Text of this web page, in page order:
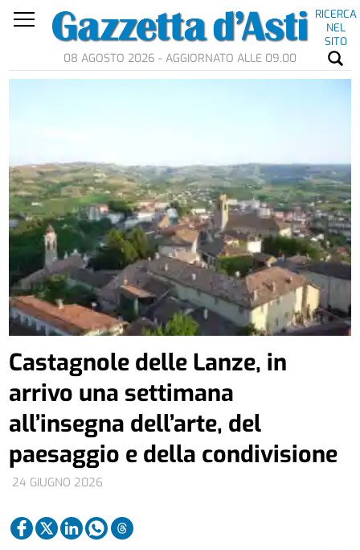
RICERCA
NEL
SITO
08 AGOSTO 2026 - AGGIORNATO ALLE 09.00
24 GIUGNO 2026
Castagnole delle Lanze, in
arrivo una settimana
all’insegna dell’arte, del
paesaggio e della condivisione